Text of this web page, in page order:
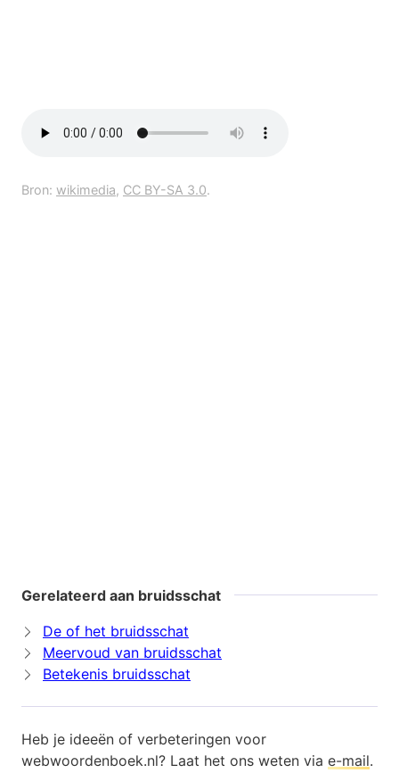
Bron: wikimedia, CC BY-SA 3.0.
Gerelateerd aan bruidsschat
De of het bruidsschat
Meervoud van bruidsschat
Betekenis bruidsschat
Heb je ideeën of verbeteringen voor
webwoordenboek.nl? Laat het ons weten via e-mail.